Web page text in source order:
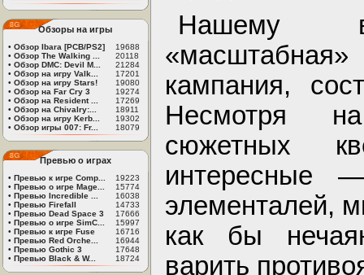
Обзоры на игры
• Обзор Ibara [PCB/PS2]
19688
• Обзор The Walking ...
20118
• Обзор DMC: Devil M...
21284
• Обзор на игру Valk...
17201
• Обзор на игру Stars!
19080
• Обзор на Far Cry 3
19274
• Обзор на Resident ...
17269
• Обзор на Chivalry:...
18911
• Обзор на игру Kerb...
19302
• Обзор игры 007: Fr... 18079
Превью о играх
• Превью к игре Comp...
19223
• Превью о игре Mage...
15774
• Превью Incredible ...
16038
• Превью Firefall
14733
• Превью Dead Space 3
17666
• Превью о игре SimC...
15997
• Превью к игре Fuse
16716
• Превью Red Orche...
16944
• Превью Gothic 3
17648
• Превью Black & W... 18724
Нашему
«масштабная»
кампания,
Несмотря
сюжетных
интересные
элементалей,
как бы
варить